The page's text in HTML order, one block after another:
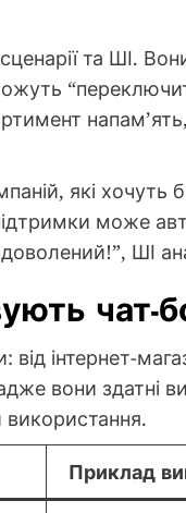
та ШІ.
які
може
ШІ
чат-
інтернет-
вони здатні
використання.
Приклад